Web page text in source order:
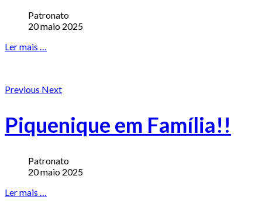
Patronato
20 maio 2025
Ler mais …
Previous Next
Piquenique em Família!!
Patronato
20 maio 2025
Ler mais …